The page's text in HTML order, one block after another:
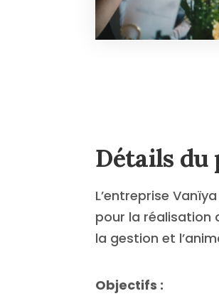
Détails du
L’entreprise
pour la réalisation
la gestion et
Objectifs :